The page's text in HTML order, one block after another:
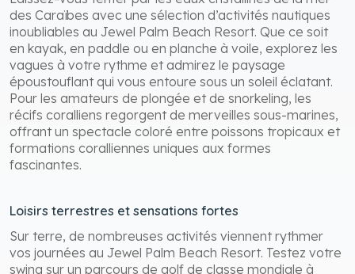
Sports nautiques et découvertes marines
Laissez-vous tenter par les eaux cristallines de la mer
des Caraïbes avec une sélection d’activités nautiques
inoubliables au Jewel Palm Beach Resort. Que ce soit
en kayak, en paddle ou en planche à voile, explorez les
vagues à votre rythme et admirez le paysage
époustouflant qui vous entoure sous un soleil éclatant.
Pour les amateurs de plongée et de snorkeling, les
récifs coralliens regorgent de merveilles sous-marines,
fascinantes.
Loisirs terrestres et sensations fortes